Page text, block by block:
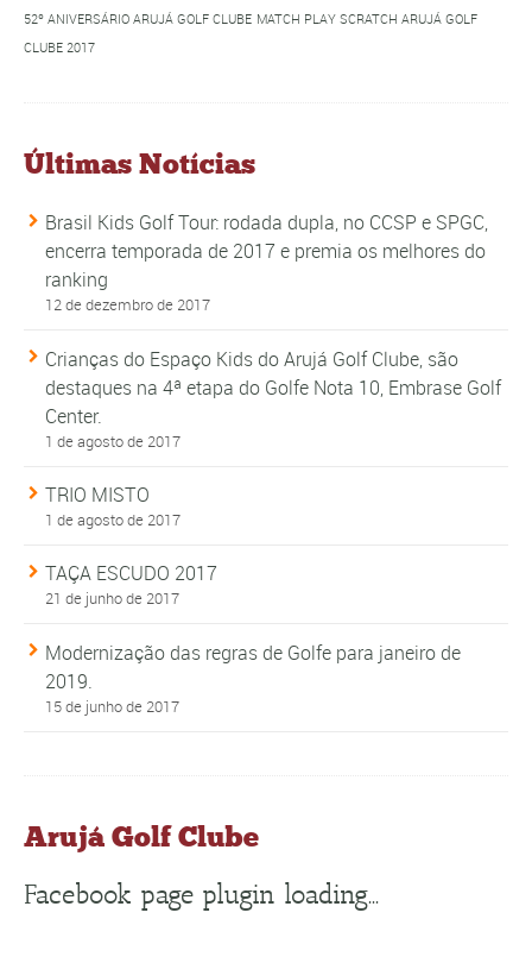
52º ANIVERSÁRIO ARUJÁ GOLF CLUBE MATCH PLAY SCRATCH ARUJÁ GOLF
CLUBE 2017
Últimas Notícias
Brasil Kids Golf Tour: rodada dupla, no CCSP e SPGC,
encerra temporada de 2017 e premia os melhores do
ranking
12 de dezembro de 2017
Crianças do Espaço Kids do Arujá Golf Clube, são
destaques na 4ª etapa do Golfe Nota 10, Embrase Golf
Center.
1 de agosto de 2017
TRIO MISTO
1 de agosto de 2017
TAÇA ESCUDO 2017
21 de junho de 2017
Modernização das regras de Golfe para janeiro de
2019.
15 de junho de 2017
Arujá Golf Clube
Facebook page plugin loading...